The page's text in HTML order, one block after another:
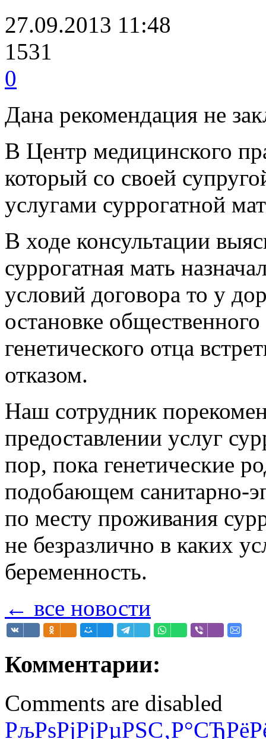
27.09.2013 11:48
1531
0
Дана рекомендация не
В Центр медицинского
который со своей
услугами суррогатной
В ходе консультации
суррогатная мать
условий договора то у
остановке
генетического отца
отказом.
Наш сотрудник
предоставлении услуг
пор, пока генетические
подобающем санитарно-
по месту проживания
не безразлично в каких
беременность.
← все новости
Комментарии:
Comments are disabled